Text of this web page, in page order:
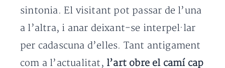
sintonia. El visitant pot passar de l’una
a l’altra, i anar deixant-se interpel·lar
per cadascuna d’elles. Tant antigament
com a l’actualitat, l’art obre el camí cap